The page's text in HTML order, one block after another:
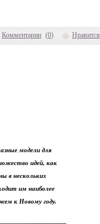
Комментарии (0) Нравится
модели для
идей, как
в нескольких
им наиболее
к Новому году.